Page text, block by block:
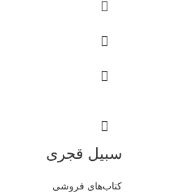
سبیل قجری
کتاب‌های فروشی